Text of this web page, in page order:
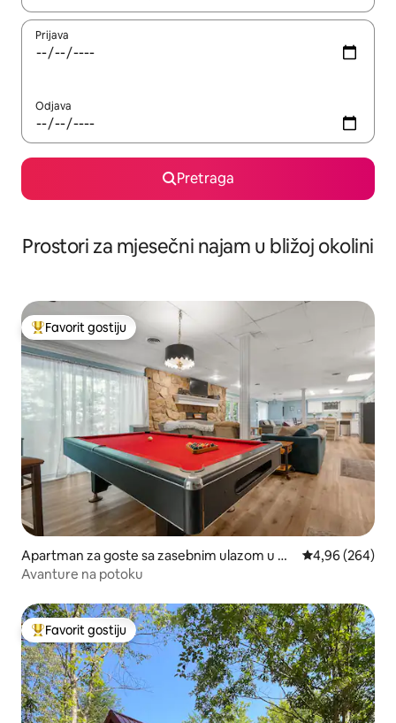
Prijava
Odjava
Pretraga
Prostori za mjesečni najam u bližoj okolini
Glavni favorit gostiju
Favorit gostiju
Apartman za goste sa zasebnim ulazom u mj
estu Williamsburg
prosječna
4,96 (264)
Avanture na potoku
Glavni favorit gostiju
Favorit gostiju